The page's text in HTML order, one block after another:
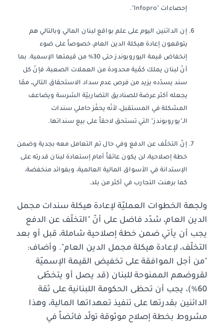
إحصاءات "Infopro".
إن الدائنين اليوم على علم بواقع لبنان المالي وبالتالي هم
يتوقعون إعادة هيكلة الدين العام، خصوصاً على ضوء
إنخفاض قيمة اليوروبوندز حتى 30٪ من قيمتها الإسمية. بما
أنّ لبنان يملك كمّية محدودة من العملات الصعبة، فإنّ كل
سند يسدّده يزيد من فرص عدم سداد الاستحقاق التالي، ممّا
يجعله أكثر عرضة للصناديق التضاربيّة الشرسة ويضاعف
المشكلة في المستقبل، لأنّه يحفّز حاملي سندات
الـ"يوروبوندز" التي تستحق لاحقاً على بيع سنداتها.
إنّ التخلّف عن الدفع وفي حال تم التعامل معه بجدية وضمن
خطة إصلاحية، لن يكون عائقاً أمام إستعادة لبنان قدرته على
الإستدانة في الأسواق المالية العالمية، وبفوائد منخفضة،
كما برهنت التجارب في أكثر من بلد.
ولجهة الخطوات العمليّة لإعادة هيكلة سندات مجمل
الدين العام، شدّد فاضل على أنّ "التخلّف عن الدفع
يجب أن يأتي ضمن خطة إصلاحية شاملة، قبل أو بعد
التخلّف، لإعادة هيكلة مجمل الدين العام". وأضاف:
"من أجل الموافقة على تخفيض القيمة الإسميّة
لقروضهم الممنوحة للبنان (قد يصل أو يتخطّى
60٪)، يجب أن تحظى الحكومة اللبنانية على ثقة
الدائنين بقدرتها على تنفيذ تعهداتها المالية، وهذا
مشروط بخطة إصلاح موثوقة تولّد فائضاً في